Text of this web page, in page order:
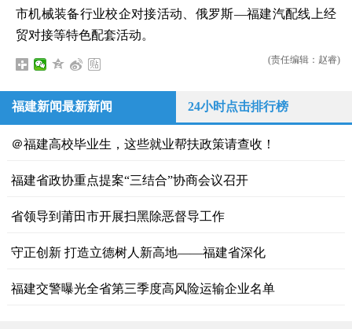
市机械装备行业校企对接活动、俄罗斯—福建汽配线上经
贸对接等特色配套活动。
(责任编辑：赵睿)
福建新闻最新新闻 24小时点击排行榜
＠福建高校毕业生，这些就业帮扶政策请查收！
福建省政协重点提案“三结合”协商会议召开
省领导到莆田市开展扫黑除恶督导工作
守正创新 打造立德树人新高地——福建省深化
福建交警曝光全省第三季度高风险运输企业名单